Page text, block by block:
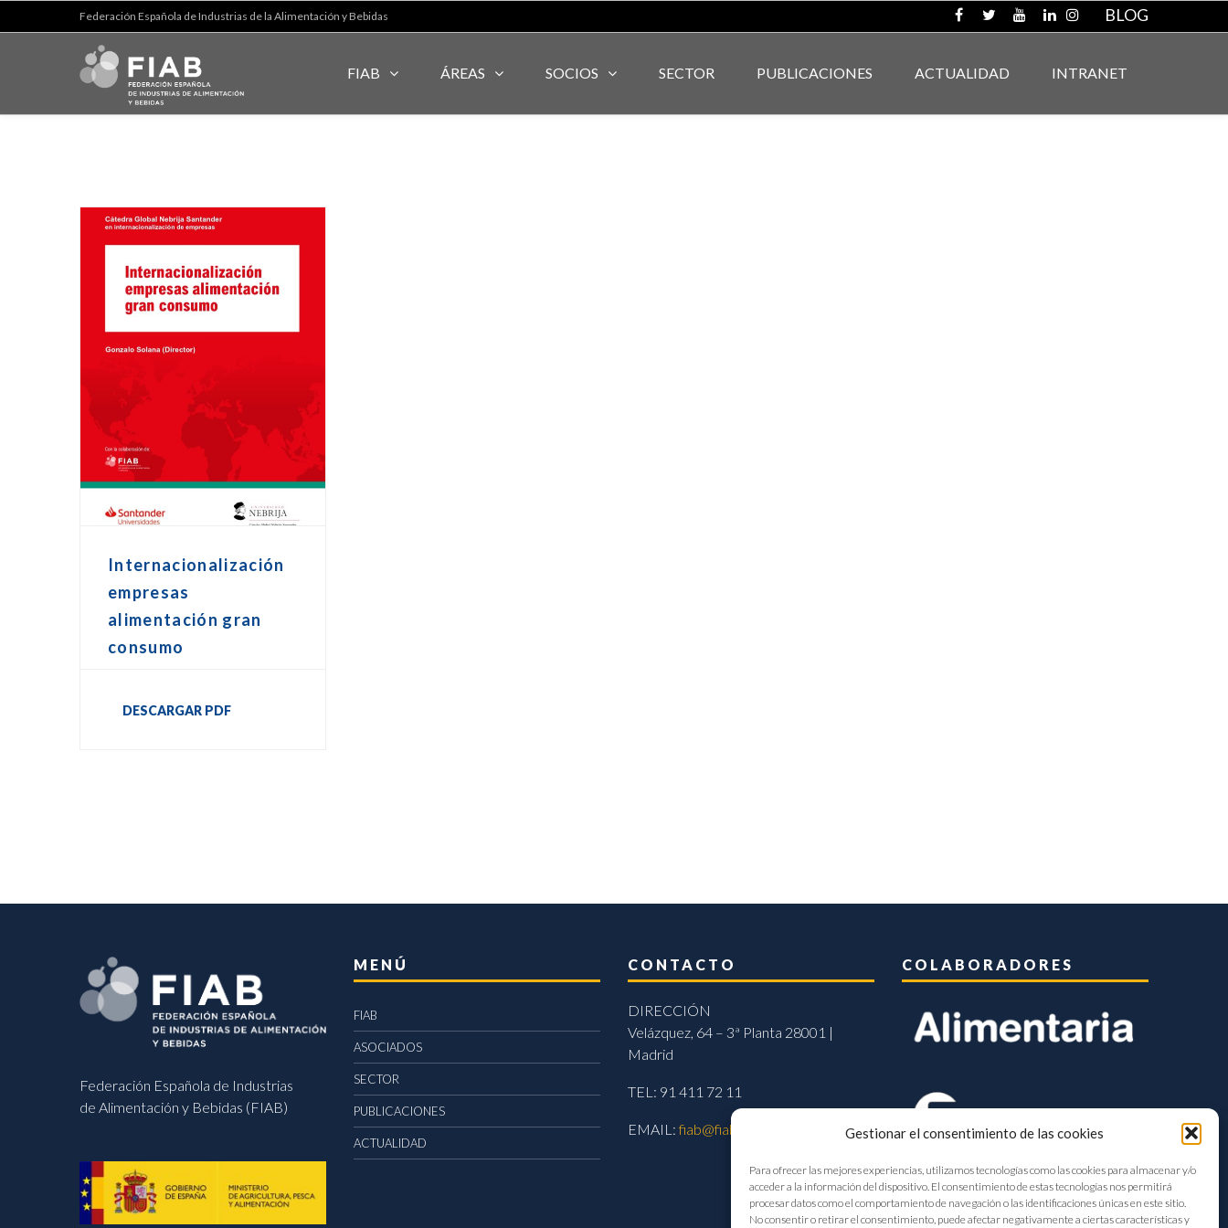
Gestionar el consentimiento de las cookies
Para ofrecer las mejores experiencias, utilizamos tecnologías como las cookies para almacenar y/o
acceder a la información del dispositivo. El consentimiento de estas tecnologías nos permitirá
procesar datos como el comportamiento de navegación o las identificaciones únicas en este sitio.
No consentir o retirar el consentimiento, puede afectar negativamente a ciertas características y
Federación Española de Industrias de la Alimentación y Bebidas BLOG
FIAB ÁREAS SOCIOS SECTOR PUBLICACIONES ACTUALIDAD INTRANET
Internacionalización
empresas
alimentación gran
consumo
DESCARGAR PDF
Federación Española de Industrias
de Alimentación y Bebidas (FIAB)
MENÚ
FIAB
ASOCIADOS
SECTOR
PUBLICACIONES
ACTUALIDAD
CONTACTO
DIRECCIÓN
Velázquez, 64 – 3ª Planta 28001 |
Madrid
TEL: 91 411 72 11
EMAIL:fiab@fiab.es
COLABORADORES